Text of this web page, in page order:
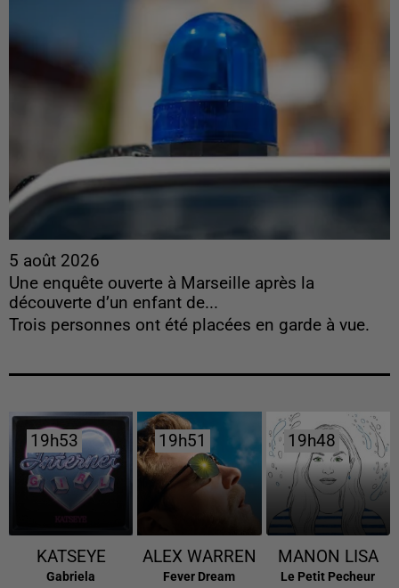
5 août 2026
Une enquête ouverte à Marseille après la
découverte d’un enfant de...
Trois personnes ont été placées en garde à vue.
19h53
19h53
KATSEYE
Gabriela
19h51
19h51
ALEX WARREN
Fever Dream
19h48
19h48
MANON LISA
Le Petit Pecheur